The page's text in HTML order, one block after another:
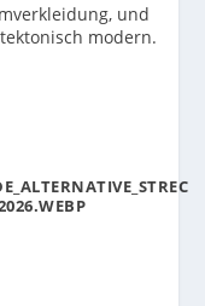
und
modern.